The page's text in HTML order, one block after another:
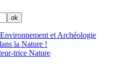
et Archéologie
la Nature !
trice Nature